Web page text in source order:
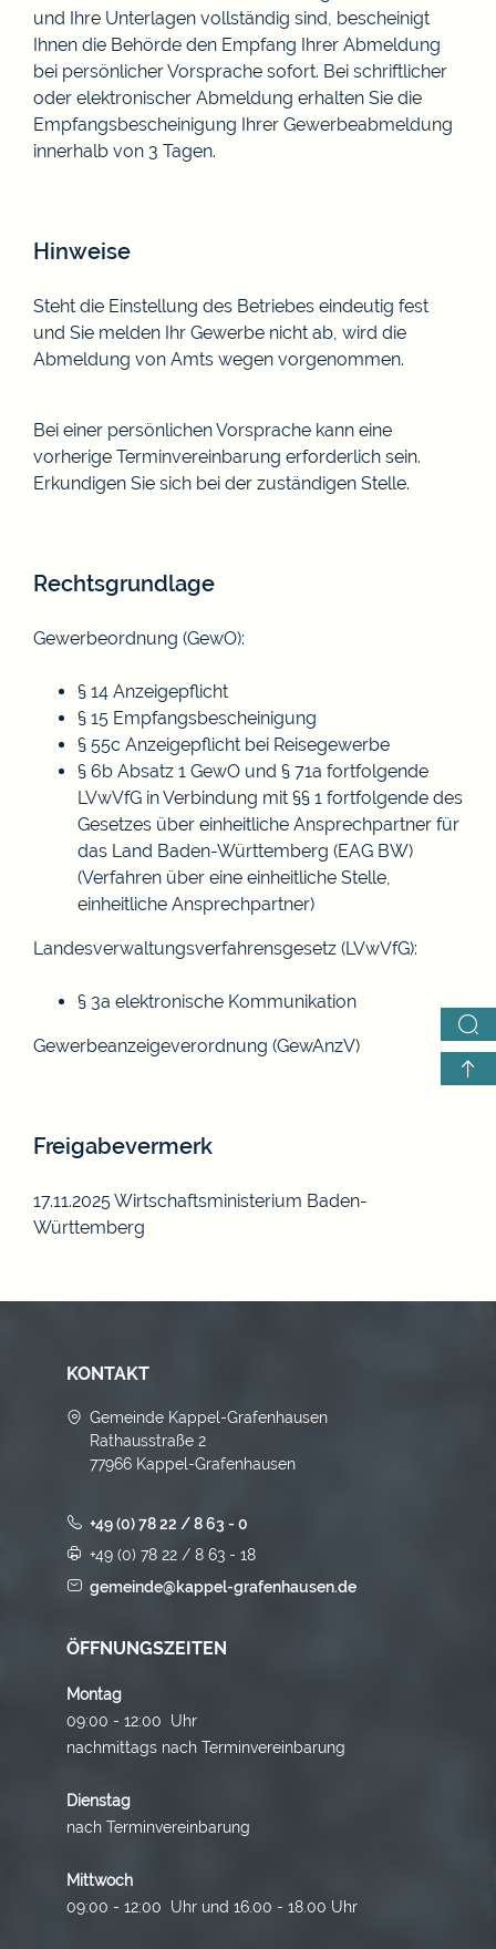
und Ihre Unterlagen vollständig sind, bescheinigt
Ihnen die Behörde den Empfang Ihrer Abmeldung
bei persönlicher Vorsprache sofort. Bei schriftlicher
oder elektronischer Abmeldung erhalten Sie die
Empfangsbescheinigung Ihrer Gewerbeabmeldung
innerhalb von 3 Tagen.
Hinweise
Steht die Einstellung des Betriebes eindeutig fest
und Sie melden Ihr Gewerbe nicht ab, wird die
Abmeldung von Amts wegen vorgenommen.
Bei einer persönlichen Vorsprache kann eine
vorherige Terminvereinbarung erforderlich sein.
Erkundigen Sie sich bei der zuständigen Stelle.
Rechtsgrundlage
Gewerbeordnung (GewO):
§ 14 Anzeigepflicht
§ 15 Empfangsbescheinigung
§ 55c Anzeigepflicht bei Reisegewerbe
§ 6b Absatz 1 GewO und § 71a fortfolgende
LVwVfG in Verbindung mit §§ 1 fortfolgende des
Gesetzes über einheitliche Ansprechpartner für
das Land Baden-Württemberg (EAG BW)
(Verfahren über eine einheitliche Stelle,
einheitliche Ansprechpartner)
Landesverwaltungsverfahrensgesetz (LVwVfG):
§ 3a elektronische Kommunikation
Gewerbeanzeigeverordnung (GewAnzV)
Freigabevermerk
17.11.2025 Wirtschaftsministerium Baden-
Württemberg
KONTAKT
Gemeinde Kappel-Grafenhausen
Rathausstraße 2
77966 Kappel-Grafenhausen
+49 (0) 78 22 / 8 63 - 0
+49 (0) 78 22 / 8 63 - 18
gemeinde@kappel-grafenhausen.de
ÖFFNUNGSZEITEN
Montag
09:00 - 12:00 Uhr
nachmittags nach Terminvereinbarung
Dienstag
nach Terminvereinbarung
Mittwoch
09:00 - 12:00 Uhr und 16.00 - 18.00 Uhr